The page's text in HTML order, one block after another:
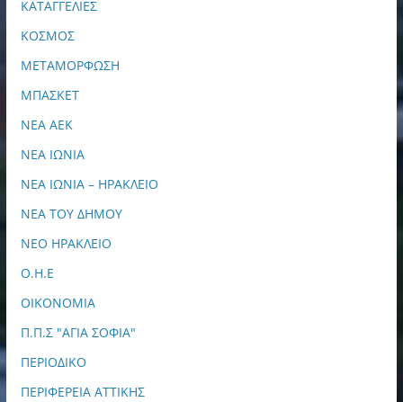
ΚΑΤΑΓΓΕΛΙΕΣ
ΚΟΣΜΟΣ
ΜΕΤΑΜΟΡΦΩΣΗ
ΜΠΑΣΚΕΤ
ΝΕΑ ΑΕΚ
ΝΕΑ ΙΩΝΙΑ
ΝΕΑ ΙΩΝΙΑ – ΗΡΑΚΛΕΙΟ
ΝΕΑ ΤΟΥ ΔΗΜΟΥ
ΝΕΟ ΗΡΑΚΛΕΙΟ
Ο.Η.Ε
ΟΙΚΟΝΟΜΙΑ
Π.Π.Σ "ΑΓΙΑ ΣΟΦΙΑ"
ΠΕΡΙΟΔΙΚΟ
ΠΕΡΙΦΕΡΕΙΑ ΑΤΤΙΚΗΣ